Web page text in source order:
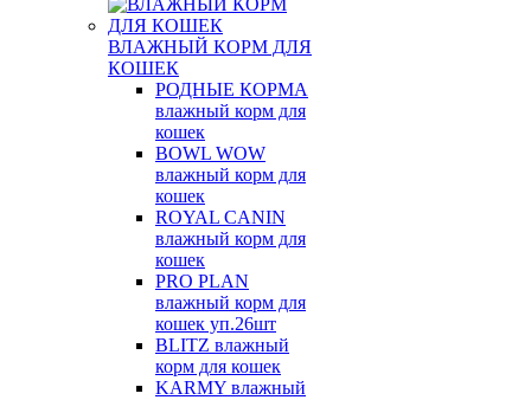
ВЛАЖНЫЙ КОРМ ДЛЯ
КОШЕК
РОДНЫЕ КОРМА
влажный корм для
кошек
BOWL WOW
влажный корм для
кошек
ROYAL CANIN
влажный корм для
кошек
PRO PLAN
влажный корм для
кошек уп.26шт
BLITZ влажный
корм для кошек
KARMY влажный